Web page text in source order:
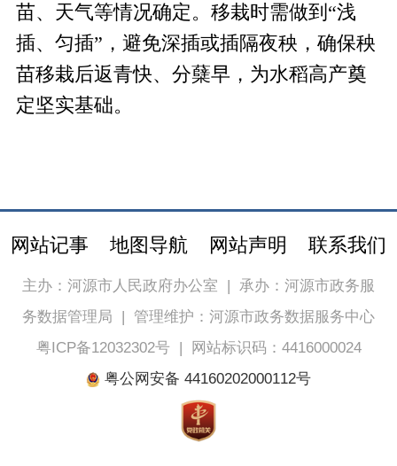
苗、天气等情况确定。移栽时需做到“浅
插、匀插”，避免深插或插隔夜秧，确保秧
苗移栽后返青快、分蘖早，为水稻高产奠
定坚实基础。
网站记事 地图导航 网站声明 联系我们
主办：河源市人民政府办公室 | 承办：河源市政务服
务数据管理局 | 管理维护：河源市政务数据服务中心
粤ICP备12032302号|
网站标识码：4416000024
粤公网安备 44160202000112号